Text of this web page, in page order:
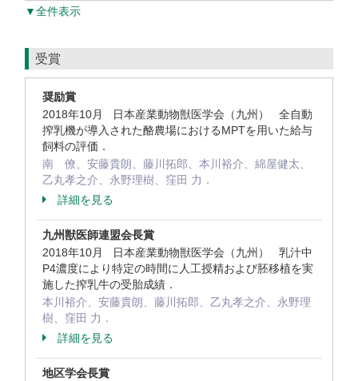
▼全件表示
受賞
奨励賞
2018年10月 日本産業動物獣医学会（九州） 全自動
搾乳機が導入された酪農場におけるMPTを用いた給与
飼料の評価．
南 僚、安藤貴朗、藤川拓郎、本川裕介、綿屋健太、
乙丸孝之介、永野理樹、窪田 力．
詳細を見る
九州獣医師連盟会長賞
2018年10月 日本産業動物獣医学会（九州） 乳汁中
P4濃度により特定の時間に人工授精および胚移植を実
施した搾乳牛の受胎成績．
本川裕介、安藤貴朗、藤川拓郎、乙丸孝之介、永野理
樹、窪田 力．
詳細を見る
地区学会長賞